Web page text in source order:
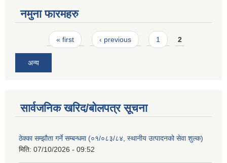
नमुना फारमहरु
Pages« first ‹ previous 1 2
अन्य
सार्वजनिक खरिद/बोलपत्र सूचना
ठेक्का सम्झौता गर्ने सम्बन्धमा (०१/०८३/८४, स्थानीय उत्पादनको सेवा शुल्क)
मिति: 07/10/2026 - 09:52